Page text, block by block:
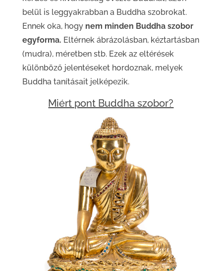
belül is leggyakrabban a Buddha szobrokat.
Ennek oka, hogy nem minden Buddha szobor
egyforma. Eltérnek ábrázolásban, kéztartásban
(mudra), méretben stb. Ezek az eltérések
különböző jelentéseket hordoznak, melyek
Buddha tanításait jelképezik.
Miért pont Buddha szobor?